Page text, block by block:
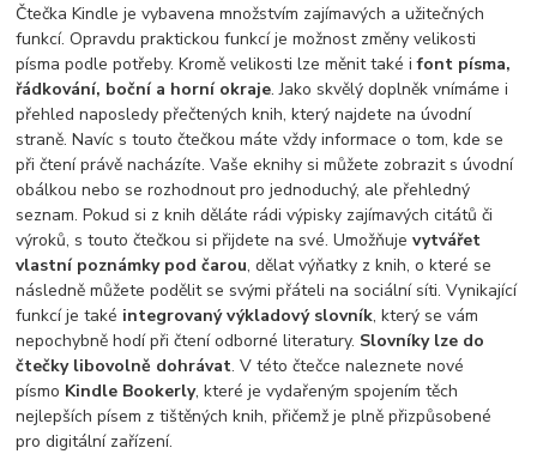
Čtečka Kindle je vybavena množstvím zajímavých a užitečných
funkcí. Opravdu praktickou funkcí je možnost změny velikosti
písma podle potřeby. Kromě velikosti lze měnit také ifont písma,
řádkování, boční a horní okraje. Jako skvělý doplněk vnímáme i
přehled naposledy přečtených knih, který najdete na úvodní
straně. Navíc s touto čtečkou máte vždy informace o tom, kde se
při čtení právě nacházíte. Vaše eknihy si můžete zobrazit s úvodní
obálkou nebo se rozhodnout pro jednoduchý, ale přehledný
seznam. Pokud si z knih děláte rádi výpisky zajímavých citátů či
výroků, s touto čtečkou si přijdete na své. Umožňujevytvářet
vlastní poznámky pod čarou, dělat výňatky z knih, o které se
následně můžete podělit se svými přáteli na sociální síti. Vynikající
funkcí je také integrovaný výkladový slovník, který se vám
nepochybně hodí při čtení odborné literatury. Slovníky lze do
čtečky libovolně dohrávat. V této čtečce naleznete nové
písmo Kindle Bookerly, které je vydařeným spojením těch
nejlepších písem z tištěných knih, přičemž je plně přizpůsobené
pro digitální zařízení.